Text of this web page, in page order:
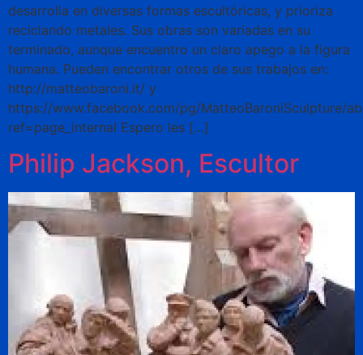
desarrolla en diversas formas escultóricas, y prioriza
reciclando metales. Sus obras son variadas en su
terminado, aunque encuentro un claro apego a la figura
humana. Pueden encontrar otros de sus trabajos en:
http://matteobaroni.it/ y
https://www.facebook.com/pg/MatteoBaroniSculpture/
ref=page_internal Espero les […]
Philip Jackson, Escultor